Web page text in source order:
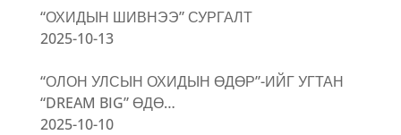
“ОХИДЫН ШИВНЭЭ” СУРГАЛТ
2025-10-13
“ОЛОН УЛСЫН ОХИДЫН ӨДӨР”-ИЙГ УГТАН
“DREAM BIG” ӨДӨ…
2025-10-10